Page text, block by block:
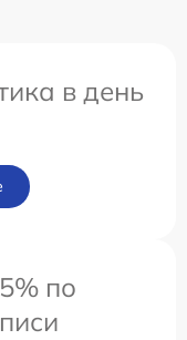
в день
по